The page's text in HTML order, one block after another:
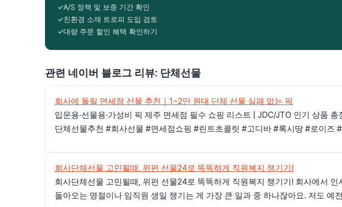
A/S 정책 및 보증 기간 확인
친환경 소재 트로피 도입 검토
대량 주문 할인 혜택 확인하기
관련 네이버 블로그 리뷰: 단체선물
회사에 돌릴 면세점 선물 추천｜1~2만 원대 단체 선물 실패 없는 픽
입문용·선물용·가성비 픽 제주 면세점 필수 쇼핑 리스트 | JDC/JTO 인기 상품
단체선물추천 #회사선물 #면세점쇼핑 #린트초콜릿 #고디바 #록시땅 #로이즈
회사단체선물 고민될때, 위펀 선물24로 똑똑하게 직원복지 챙기기!
회사단체선물 고민될때, 위펀 선물24로 똑똑하게 직원복지 챙기기! 회사에서 인
돌아오는 명절이나 임직원 생일 챙기는 게 가장 큰 일과 중 하나잖아요. 저도 예